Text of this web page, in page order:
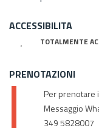
ACCESSIBILITA
TOTALMENTE
PRENOTAZIONI
Per prenotare
Messaggio
349 5828007